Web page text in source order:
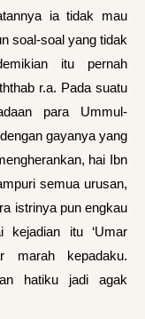
ia tidak mau
soal-soal yang tidak
itu pernah
r.a. Pada suatu
para Ummul-
gayanya yang
hai Ibn
semua urusan,
istrinya pun engkau
kejadian itu ‘Umar
ma­rah kepadaku.
hatiku jadi agak